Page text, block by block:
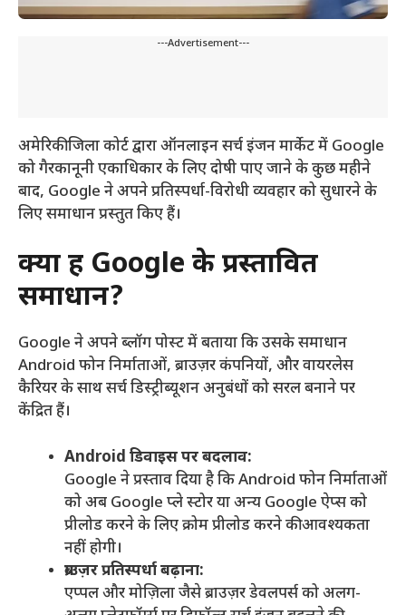
---Advertisement---
अमेरिकी जिला कोर्ट द्वारा ऑनलाइन सर्च इंजन मार्केट में Google
को गैरकानूनी एकाधिकार के लिए दोषी पाए जाने के कुछ महीने
बाद, Google ने अपने प्रतिस्पर्धा-विरोधी व्यवहार को सुधारने के
लिए समाधान प्रस्तुत किए हैं।
क्या हैं Google के प्रस्तावित
समाधान?
Google ने अपने ब्लॉग पोस्ट में बताया कि उसके समाधान
Android फोन निर्माताओं, ब्राउज़र कंपनियों, और वायरलेस
कैरियर के साथ सर्च डिस्ट्रीब्यूशन अनुबंधों को सरल बनाने पर
केंद्रित हैं।
Android डिवाइस पर बदलाव:
Google ने प्रस्ताव दिया है कि Android फोन निर्माताओं
को अब Google प्ले स्टोर या अन्य Google ऐप्स को
प्रीलोड करने के लिए क्रोम प्रीलोड करने की आवश्यकता
नहीं होगी।
ब्राउज़र प्रतिस्पर्धा बढ़ाना:
एप्पल और मोज़िला जैसे ब्राउज़र डेवलपर्स को अलग-